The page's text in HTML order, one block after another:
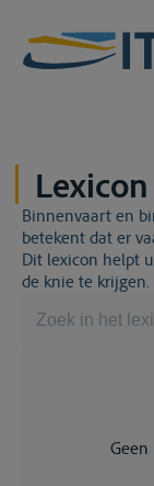
Lexicon
Binnenvaart en
betekent dat er
Dit lexicon helpt
de knie te krijgen.
Geen